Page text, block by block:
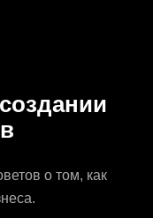
о том, как